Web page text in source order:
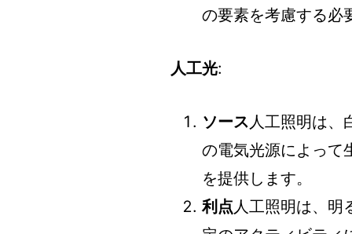
の要素を考慮する必
人工光:
ソース人工照明は、
の電気光源によって
を提供します。
利点人工照明は、明